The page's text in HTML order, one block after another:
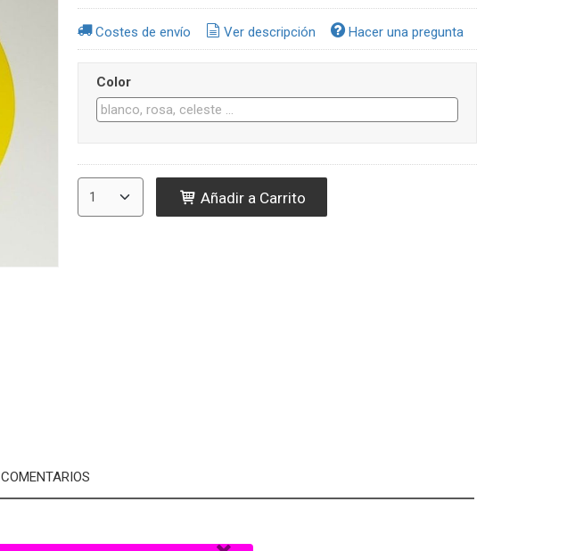
Costes de envío Ver descripción Hacer una pregunta
Color
Añadir a Carrito
COMENTARIOS